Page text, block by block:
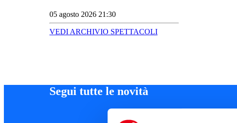
05 agosto 2026 21:30
VEDI ARCHIVIO SPETTACOLI
Segui tutte le novità